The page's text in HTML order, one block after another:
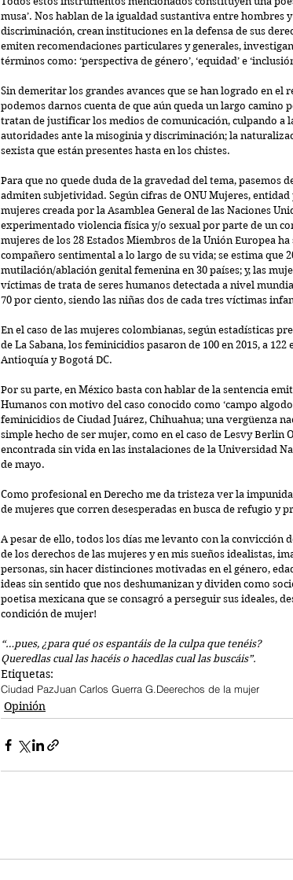
musa’. Nos hablan de la igualdad sustantiva entre
discriminación, crean instituciones en la defensa de sus
emiten recomendaciones particulares y generales,
términos como: ‘perspectiva de género’, ‘equidad’ e
Sin demeritar los grandes avances que se han logrado en
podemos darnos cuenta de que aún queda un largo
tratan de justificar los medios de comunicación, culpando a
autoridades ante la misoginia y discriminación; la
sexista que están presentes hasta en los chistes.
Para que no quede duda de la gravedad del tema, pasemos
admiten subjetividad. Según cifras de ONU Mujeres,
mujeres creada por la Asamblea General de las Naciones
experimentado violencia física y/o sexual por parte de un
mujeres de los 28 Estados Miembros de la Unión Europea
compañero sentimental a lo largo de su vida; se estima que
mutilación/ablación genital femenina en 30 países; y, las
víctimas de trata de seres humanos detectada a nivel
70 por ciento, siendo las niñas dos de cada tres víctimas
En el caso de las mujeres colombianas, según estadísticas
de La Sabana, los feminicidios pasaron de 100 en 2015, a
Antioquía y Bogotá DC.
Por su parte, en México basta con hablar de la sentencia
Humanos con motivo del caso conocido como ‘campo
feminicidios de Ciudad Juárez, Chihuahua; una vergüenza
simple hecho de ser mujer, como en el caso de Lesvy
encontrada sin vida en las instalaciones de la Universidad
de mayo.
Como profesional en Derecho me da tristeza ver la
de mujeres que corren desesperadas en busca de refugio y
A pesar de ello, todos los días me levanto con la
de los derechos de las mujeres y en mis sueños idealistas,
personas, sin hacer distinciones motivadas en el género,
ideas sin sentido que nos deshumanizan y dividen como
poetisa mexicana que se consagró a perseguir sus ideales,
condición de mujer!
“…pues, ¿para qué os espantáis de la culpa que tenéis?
Queredlas cual las hacéis o hacedlas cual las buscáis”.
Etiquetas:
Ciudad PazJuan Carlos Guerra G.Deerechos de la mujer
Opinión